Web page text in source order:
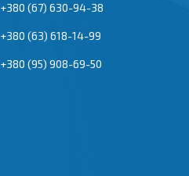
+380 (67) 630-94-38
+380 (63) 618-14-99
+380 (95) 908-69-50